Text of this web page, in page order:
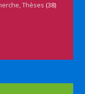
Thèses (38)